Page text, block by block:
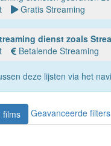
Gratis Streaming
dienst zoals
Betalende Streaming
deze lijsten via het
films Geavanceerde filters